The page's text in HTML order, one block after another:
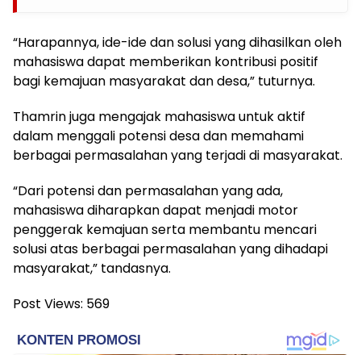
“Harapannya, ide-ide dan solusi yang dihasilkan oleh
mahasiswa dapat memberikan kontribusi positif
bagi kemajuan masyarakat dan desa,” tuturnya.
Thamrin juga mengajak mahasiswa untuk aktif
dalam menggali potensi desa dan memahami
berbagai permasalahan yang terjadi di masyarakat.
“Dari potensi dan permasalahan yang ada,
mahasiswa diharapkan dapat menjadi motor
penggerak kemajuan serta membantu mencari
solusi atas berbagai permasalahan yang dihadapi
masyarakat,” tandasnya.
Post Views: 569